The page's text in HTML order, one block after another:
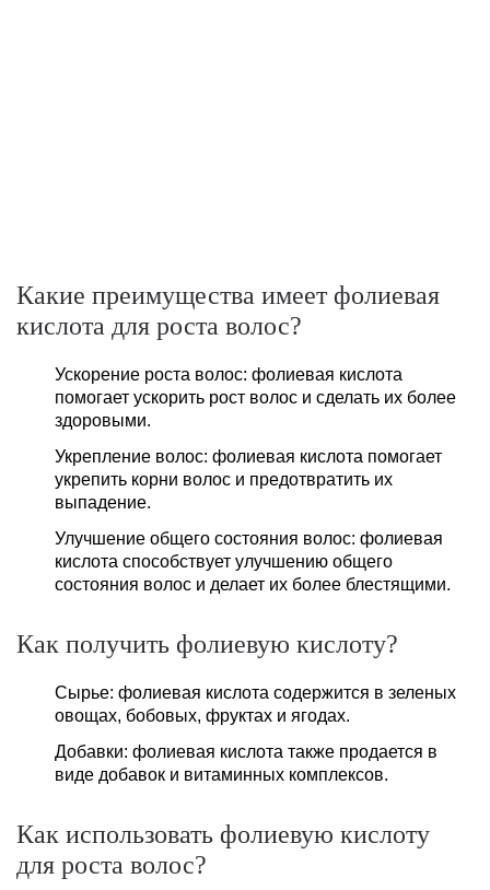
Какие преимущества имеет фолиевая
кислота для роста волос?
Ускорение роста волос: фолиевая кислота
помогает ускорить рост волос и сделать их более
здоровыми.
Укрепление волос: фолиевая кислота помогает
укрепить корни волос и предотвратить их
выпадение.
Улучшение общего состояния волос: фолиевая
кислота способствует улучшению общего
состояния волос и делает их более блестящими.
Как получить фолиевую кислоту?
Сырье: фолиевая кислота содержится в зеленых
овощах, бобовых, фруктах и ягодах.
Добавки: фолиевая кислота также продается в
виде добавок и витаминных комплексов.
Как использовать фолиевую кислоту
для роста волос?